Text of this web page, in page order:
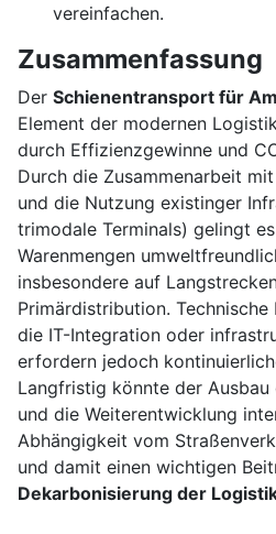
vereinfachen.
Zusammenfassung
Der Schienentransport für
Element der modernen
durch Effizienzgewinne und
Durch die Zusammenarbeit
und die Nutzung existinger
trimodale Terminals) gelingt
Warenmengen
insbesondere auf
Primärdistribution.
die IT-Integration oder
erfordern jedoch
Langfristig könnte der Ausbau
und die Weiterentwicklung
Abhängigkeit vom
und damit einen wichtigen
Dekarbonisierung der